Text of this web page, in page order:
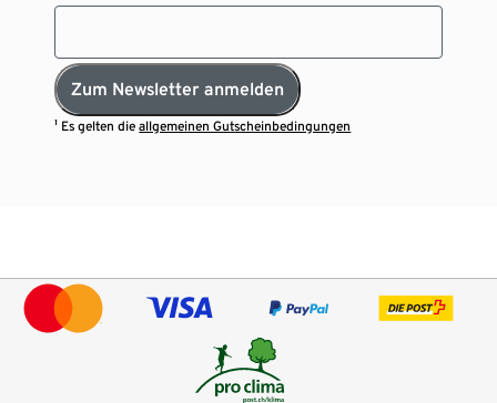
Zum Newsletter anmelden
¹ Es gelten dieallgemeinen Gutscheinbedingungen